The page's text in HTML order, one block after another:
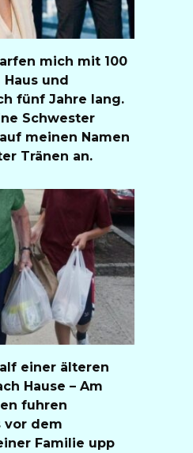
mich mit 100
und
fünf Jahre lang.
Schwester
meinen Namen
Tränen an.
einer älteren
Hause – Am
fuhren
vor dem
Familie upp